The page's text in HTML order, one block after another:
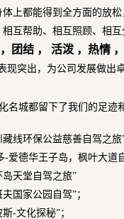
上都能得到全方面的放
互帮助、相互照顾、相
团结 ， 活泼 ，热情
现突出，为公司发展做
名城都留下了我们的足迹
公益慈善自驾之旅”
子岛，枫叶大道自
自驾之旅”
公园自驾”；
探秘”；